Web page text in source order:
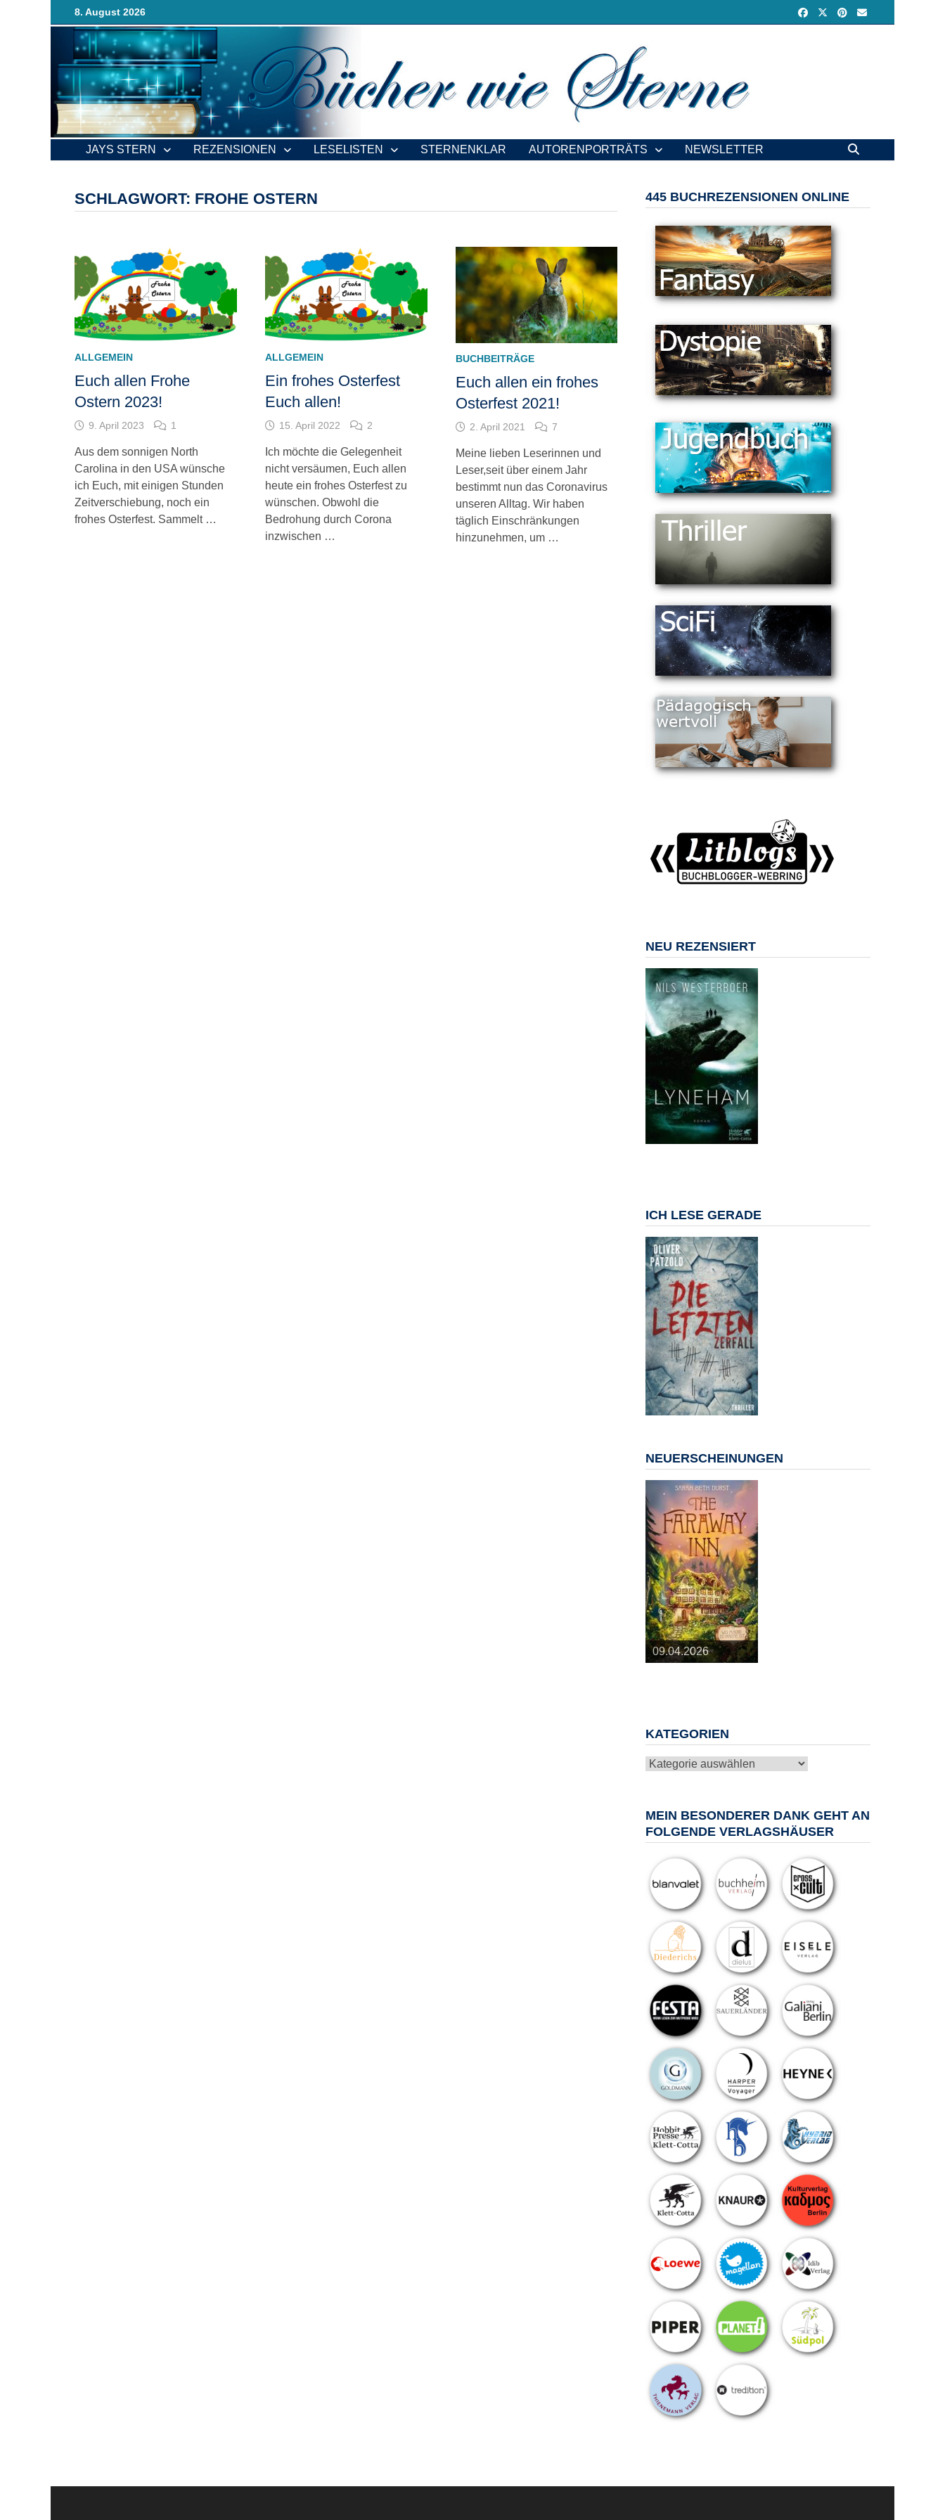
Zurück
zum
8. August 2026
JAYS STERN REZENSIONEN LESELISTEN STERNENKLAR AUTORENPORTRÄTS NEWSLETTER
SCHLAGWORT: FROHE OSTERN
ALLGEMEIN
Euch allen Frohe
Ostern 2023!
9. April 2023 1
Aus dem sonnigen North
Carolina in den USA wünsche
ich Euch, mit einigen Stunden
Zeitverschiebung, noch ein
frohes Osterfest. Sammelt …
ALLGEMEIN
Ein frohes Osterfest
Euch allen!
15. April 2022 2
Ich möchte die Gelegenheit
nicht versäumen, Euch allen
heute ein frohes Osterfest zu
wünschen. Obwohl die
Bedrohung durch Corona
inzwischen …
BUCHBEITRÄGE
Euch allen ein frohes
Osterfest 2021!
2. April 2021 7
Meine lieben Leserinnen und
Leser,seit über einem Jahr
bestimmt nun das Coronavirus
unseren Alltag. Wir haben
täglich Einschränkungen
hinzunehmen, um …
445 BUCHREZENSIONEN ONLINE
NEU REZENSIERT
ICH LESE GERADE
NEUERSCHEINUNGEN
25.03.2026
09.04.2026
20.05.2026
10.06.2026
13.08.2026
KATEGORIEN
Kategorien
MEIN BESONDERER DANK GEHT AN
FOLGENDE VERLAGSHÄUSER